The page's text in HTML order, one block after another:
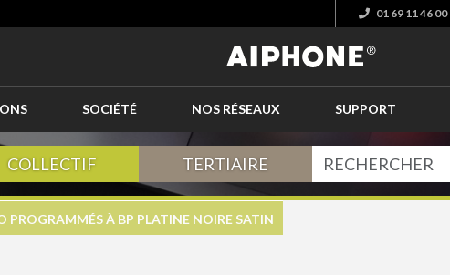
01 69 11 46 00
SOCIÉTÉ NOS RÉSEAUX SUPPORT
COLLECTIF TERTIAIRE
PROGRAMMÉS À BP PLATINE NOIRE SATIN